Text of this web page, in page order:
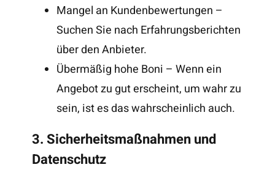
Mangel an Kundenbewertungen –
Suchen Sie nach Erfahrungsberichten
über den Anbieter.
Übermäßig hohe Boni – Wenn ein
Angebot zu gut erscheint, um wahr zu
sein, ist es das wahrscheinlich auch.
3. Sicherheitsmaßnahmen und
Datenschutz